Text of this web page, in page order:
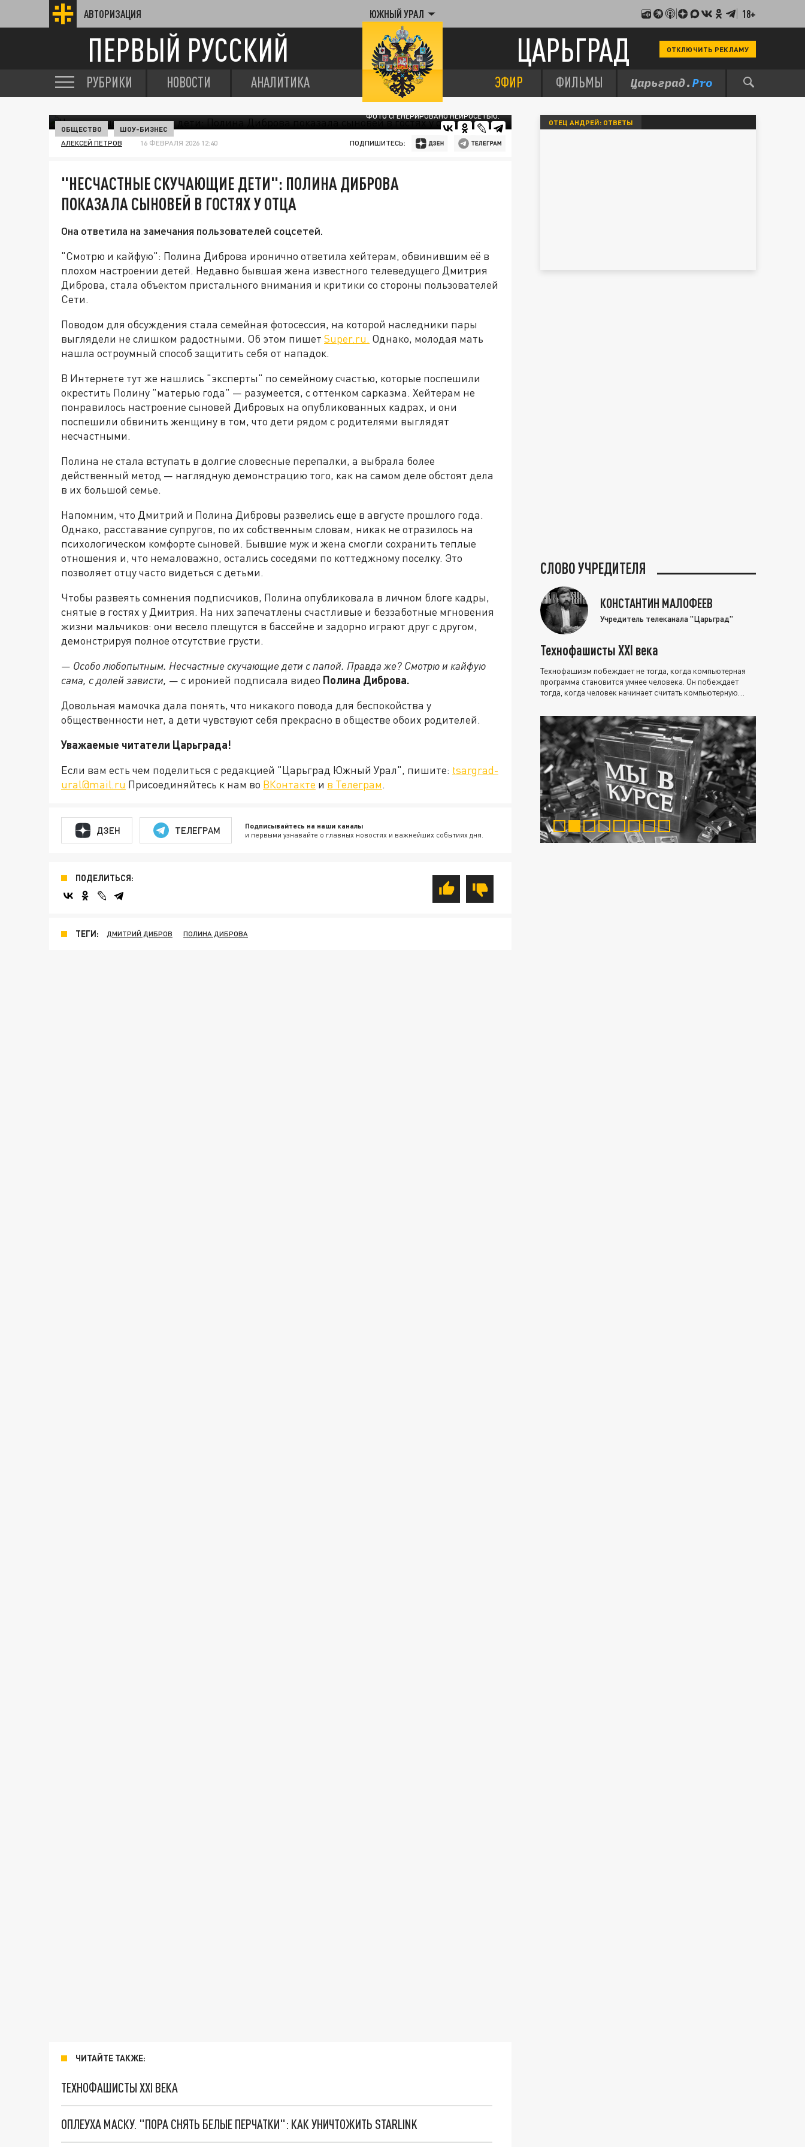
АВТОРИЗАЦИЯ ЮЖНЫЙ УРАЛ 18+
ПЕРВЫЙ РУССКИЙ ЦАРЬГРАД ОТКЛЮЧИТЬ РЕКЛАМУ
РУБРИКИ НОВОСТИ АНАЛИТИКА ЭФИР ФИЛЬМЫ
ФОТО СГЕНЕРИРОВАНО НЕЙРОСЕТЬЮ.
ОБЩЕСТВО ШОУ-БИЗНЕС
АЛЕКСЕЙ ПЕТРОВ 16 ФЕВРАЛЯ 2026 12:40 ПОДПИШИТЕСЬ:
"НЕСЧАСТНЫЕ СКУЧАЮЩИЕ ДЕТИ": ПОЛИНА ДИБРОВА
ПОКАЗАЛА СЫНОВЕЙ В ГОСТЯХ У ОТЦА
Она ответила на замечания пользователей соцсетей.
"Смотрю и кайфую": Полина Диброва иронично ответила хейтерам, обвинившим её в
плохом настроении детей. Недавно бывшая жена известного телеведущего Дмитрия
Диброва, стала объектом пристального внимания и критики со стороны пользователей
Сети.
Поводом для обсуждения стала семейная фотосессия, на которой наследники пары
выглядели не слишком радостными. Об этом пишет Super.ru. Однако, молодая мать
нашла остроумный способ защитить себя от нападок.
В Интернете тут же нашлись "эксперты" по семейному счастью, которые поспешили
окрестить Полину "матерью года" — разумеется, с оттенком сарказма. Хейтерам не
понравилось настроение сыновей Дибровых на опубликованных кадрах, и они
поспешили обвинить женщину в том, что дети рядом с родителями выглядят
несчастными.
Полина не стала вступать в долгие словесные перепалки, а выбрала более
действенный метод — наглядную демонстрацию того, как на самом деле обстоят дела
в их большой семье.
Напомним, что Дмитрий и Полина Дибровы развелись еще в августе прошлого года.
Однако, расставание супругов, по их собственным словам, никак не отразилось на
психологическом комфорте сыновей. Бывшие муж и жена смогли сохранить теплые
отношения и, что немаловажно, остались соседями по коттеджному поселку. Это
позволяет отцу часто видеться с детьми.
Чтобы развеять сомнения подписчиков, Полина опубликовала в личном блоге кадры,
снятые в гостях у Дмитрия. На них запечатлены счастливые и беззаботные мгновения
жизни мальчиков: они весело плещутся в бассейне и задорно играют друг с другом,
демонстрируя полное отсутствие грусти.
— Особо любопытным. Несчастные скучающие дети с папой. Правда же? Смотрю и кайфую
сама, с долей зависти, — с иронией подписала видео Полина Диброва.
Довольная мамочка дала понять, что никакого повода для беспокойства у
общественности нет, а дети чувствуют себя прекрасно в обществе обоих родителей.
Уважаемые читатели Царьграда!
Если вам есть чем поделиться с редакцией "Царьград Южный Урал", пишите: tsargrad-
ural@mail.ru Присоединяйтесь к нам во ВКонтакте и в Телеграм.
ДЗЕН ТЕЛЕГРАМ Подписывайтесь на наши каналы
и первыми узнавайте о главных новостях и важнейших событиях дня.
ПОДЕЛИТЬСЯ:
ТЕГИ: ДМИТРИЙ ДИБРОВ ПОЛИНА ДИБРОВА
ЧИТАЙТЕ ТАКЖЕ:
ТЕХНОФАШИСТЫ XXI ВЕКА
ОПЛЕУХА МАСКУ. "ПОРА СНЯТЬ БЕЛЫЕ ПЕРЧАТКИ": КАК УНИЧТОЖИТЬ STARLINK
ОТЕЦ АНДРЕЙ: ОТВЕТЫ
СЛОВО УЧРЕДИТЕЛЯ
КОНСТАНТИН МАЛОФЕЕВ
Учредитель телеканала "Царьград"
Технофашисты XXI века
Технофашизм побеждает не тогда, когда компьютерная
программа становится умнее человека. Он побеждает
тогда, когда человек начинает считать компьютерную